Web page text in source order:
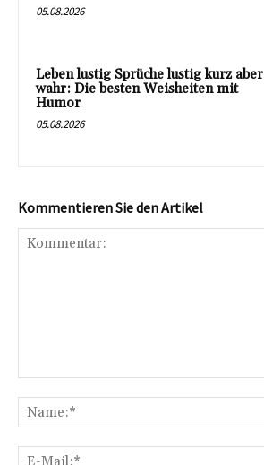
05.08.2026
Leben lustig Sprüche lustig kurz aber
wahr: Die besten Weisheiten mit
Humor
05.08.2026
Kommentieren Sie den Artikel